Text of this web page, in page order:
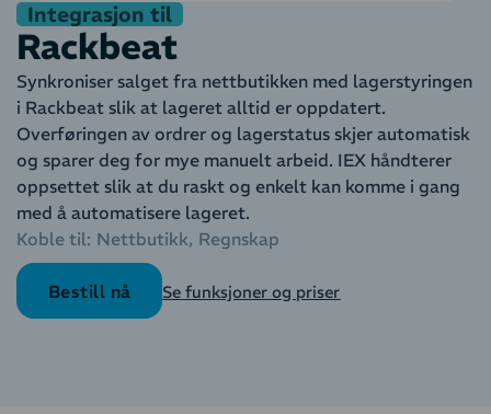
Integrasjon til
Rackbeat
Synkroniser salget fra nettbutikken med lagerstyringen
i Rackbeat slik at lageret alltid er oppdatert.
Overføringen av ordrer og lagerstatus skjer automatisk
og sparer deg for mye manuelt arbeid. IEX håndterer
oppsettet slik at du raskt og enkelt kan komme i gang
med å automatisere lageret.
Koble til: Nettbutikk Regnskap
Bestill nå Se funksjoner og priser